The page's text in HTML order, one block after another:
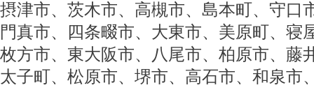
摂津市、茨木市、高槻市、島本町、守口
門真市、四条畷市、大東市、美原町、寝
枚方市、東大阪市、八尾市、柏原市、藤
太子町、松原市、堺市、高石市、和泉市